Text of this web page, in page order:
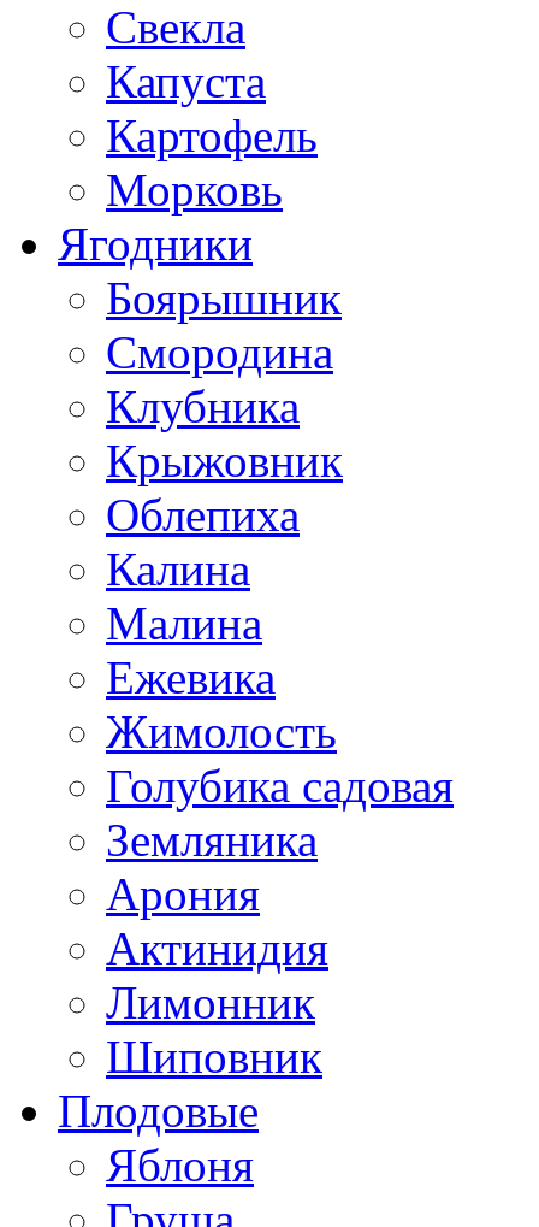
Свекла
Капуста
Картофель
Морковь
Ягодники
Боярышник
Смородина
Клубника
Крыжовник
Облепиха
Калина
Малина
Ежевика
Жимолость
Голубика садовая
Земляника
Арония
Актинидия
Лимонник
Шиповник
Плодовые
Яблоня